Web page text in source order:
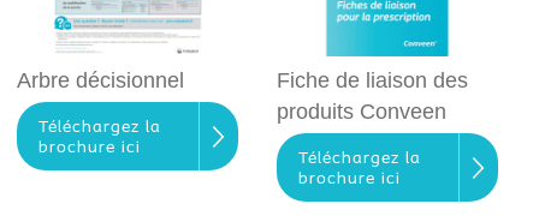
Arbre décisionnel
Téléchargez la
brochure ici
Fiche de liaison des
produits Conveen
Téléchargez la
brochure ici